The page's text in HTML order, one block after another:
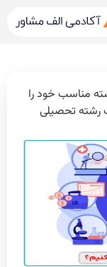
مناسب خود را
انتخاب رشته تحصیلی